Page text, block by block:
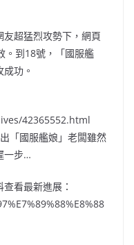
超猛烈攻勢下，網頁
。到18號，「國服艦
功。
42365552.html
「國服艦娘」老闆雖然
一步…
看最新進展：